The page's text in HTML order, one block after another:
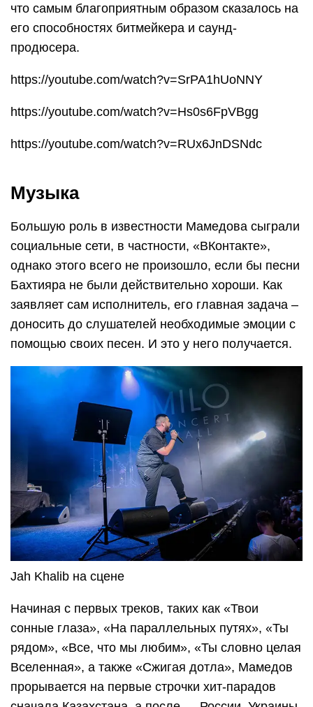
что самым благоприятным образом сказалось на
его способностях битмейкера и саунд-
продюсера.
https://youtube.com/watch?v=SrPA1hUoNNY
https://youtube.com/watch?v=Hs0s6FpVBgg
https://youtube.com/watch?v=RUx6JnDSNdc
Музыка
Большую роль в известности Мамедова сыграли
социальные сети, в частности, «ВКонтакте»,
однако этого всего не произошло, если бы песни
Бахтияра не были действительно хороши. Как
заявляет сам исполнитель, его главная задача –
доносить до слушателей необходимые эмоции с
помощью своих песен. И это у него получается.
Jah Khalib на сцене
Начиная с первых треков, таких как «Твои
сонные глаза», «На параллельных путях», «Ты
рядом», «Все, что мы любим», «Ты словно целая
Вселенная», а также «Сжигая дотла», Мамедов
прорывается на первые строчки хит-парадов